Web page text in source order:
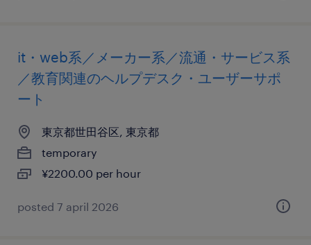
it・web系／メーカー系／流通・サービス系
／教育関連のヘルプデスク・ユーザーサポ
ート
東京都世田谷区, 東京都
temporary
¥2200.00 per hour
posted 7 april 2026